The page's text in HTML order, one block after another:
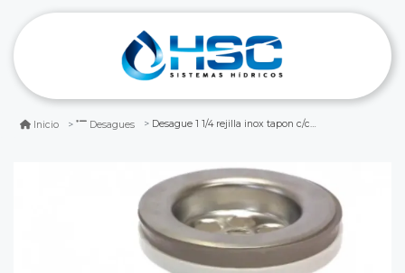
Inicio Desagues Desague 1 1/4 rejilla inox tapon c/cadena